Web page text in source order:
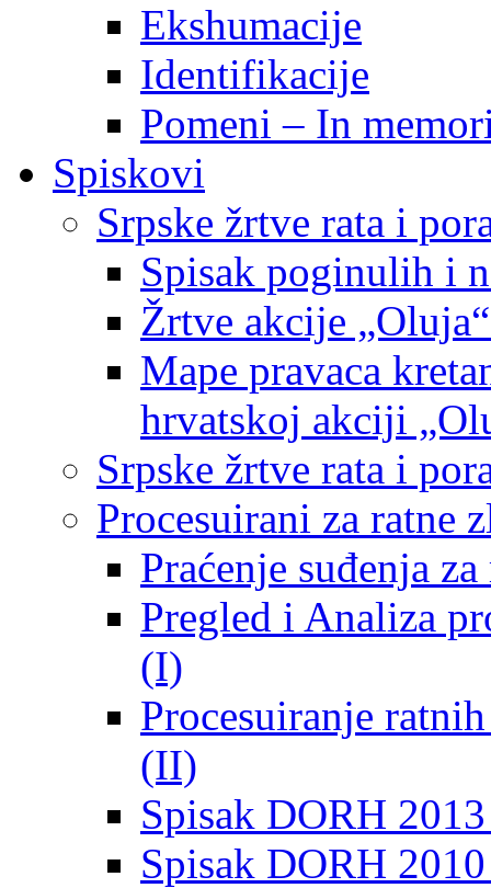
Ekshumacije
Identifikacije
Pomeni – In
Spiskovi
Srpske žrtve rata i
Spisak poginulih i
Žrtve akcije
Mape pravaca
hrvatskoj akciji
Srpske žrtve rata i
Procesuirani za ratne
Praćenje suđenja
Pregled i Analiza
(I)
Procesuiranje
(II)
Spisak DORH
Spisak DORH